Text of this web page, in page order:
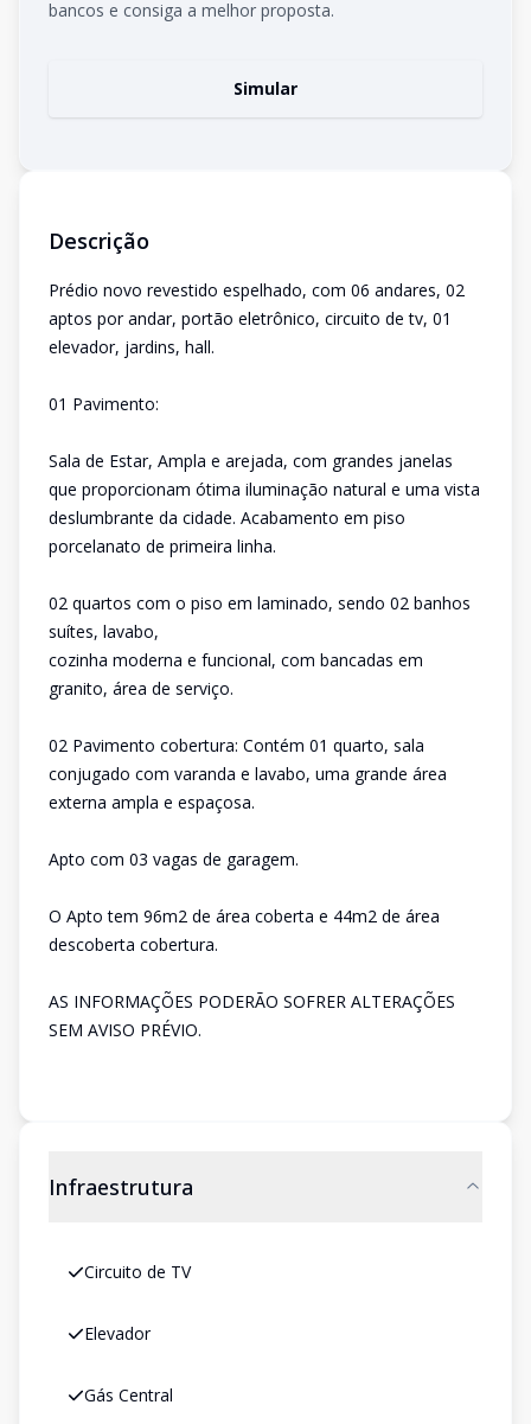
bancos e consiga a melhor proposta.
Simular
Descrição
Prédio novo revestido espelhado, com 06 andares, 02
aptos por andar, portão eletrônico, circuito de tv, 01
elevador, jardins, hall.
01 Pavimento:
Sala de Estar, Ampla e arejada, com grandes janelas
que proporcionam ótima iluminação natural e uma vista
deslumbrante da cidade. Acabamento em piso
porcelanato de primeira linha.
02 quartos com o piso em laminado, sendo 02 banhos
suítes, lavabo,
cozinha moderna e funcional, com bancadas em
granito, área de serviço.
02 Pavimento cobertura: Contém 01 quarto, sala
conjugado com varanda e lavabo, uma grande área
externa ampla e espaçosa.
Apto com 03 vagas de garagem.
O Apto tem 96m2 de área coberta e 44m2 de área
descoberta cobertura.
AS INFORMAÇÕES PODERÃO SOFRER ALTERAÇÕES
SEM AVISO PRÉVIO.
Infraestrutura
Circuito de TV
Elevador
Gás Central